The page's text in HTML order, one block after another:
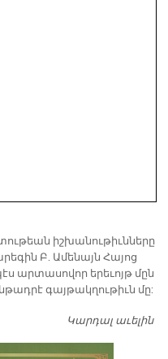
իշխանութիւնները
Բ. Ամենայն Հայոց
արտասովոր երեւոյթ մըն
գայթակղութիւն մը:
Կարդալ աւելին